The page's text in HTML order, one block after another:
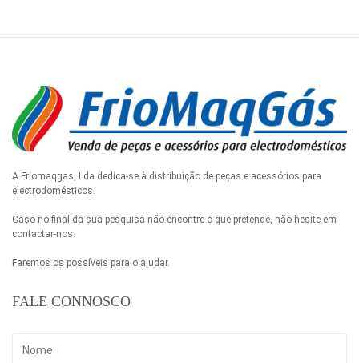
A Friomaqgas, Lda dedica-se à distribuição de peças e acessórios para
electrodomésticos.
Caso no final da sua pesquisa não encontre o que pretende, não hesite em
contactar-nos.
Faremos os possíveis para o ajudar.
FALE CONNOSCO